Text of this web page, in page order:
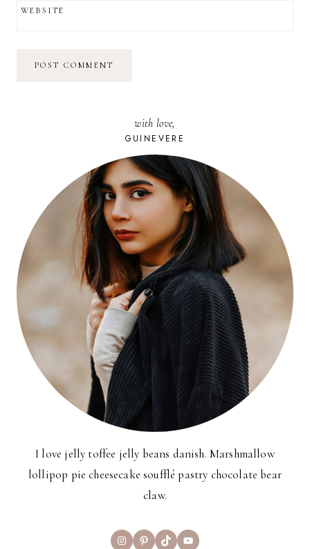
WEBSITE
with love,
GUINEVERE
I love jelly toffee jelly beans danish. Marshmallow
lollipop pie cheesecake soufflé pastry chocolate bear
claw.
InstagramPinterest
TikTokYouTube